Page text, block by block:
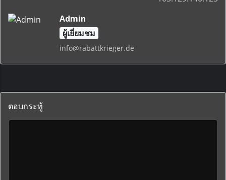
Admin
ผู้เยี่ยมชม
info@rabattkrieger.de
ตอบกระทู้